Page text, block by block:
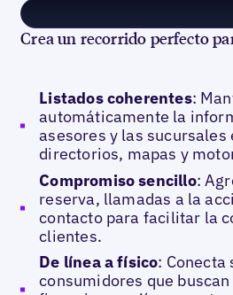
Crea un recorrido perfecto
Listados coherentes:
automáticamente la
asesores y las sucursales
directorios, mapas y
Compromiso sencillo:
reserva, llamadas a la
contacto para facilitar la
clientes.
De línea a físico: Conecta
consumidores que